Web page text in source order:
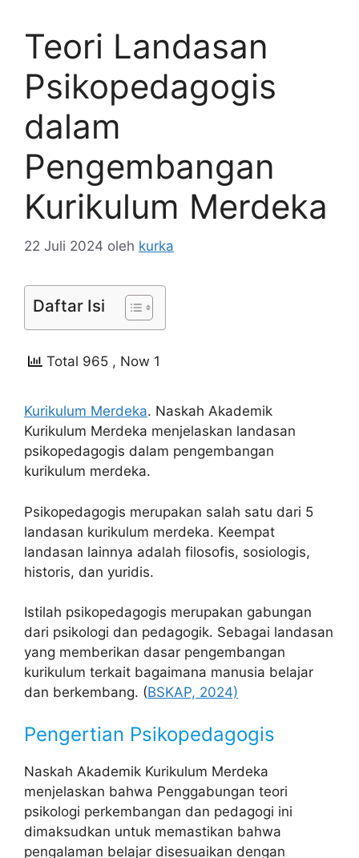
Teori Landasan
Psikopedagogis
dalam
Pengembangan
Kurikulum Merdeka
22 Juli 2024 oleh kurka
Daftar Isi
Total 965 , Now 1
Kurikulum Merdeka. Naskah Akademik
Kurikulum Merdeka menjelaskan landasan
psikopedagogis dalam pengembangan
kurikulum merdeka.
Psikopedagogis merupakan salah satu dari 5
landasan kurikulum merdeka. Keempat
landasan lainnya adalah filosofis, sosiologis,
historis, dan yuridis.
Istilah psikopedagogis merupakan gabungan
dari psikologi dan pedagogik. Sebagai landasan
yang memberikan dasar pengembangan
kurikulum terkait bagaimana manusia belajar
dan berkembang. (BSKAP, 2024)
Pengertian Psikopedagogis
Naskah Akademik Kurikulum Merdeka
menjelaskan bahwa Penggabungan teori
psikologi perkembangan dan pedagogi ini
dimaksudkan untuk memastikan bahwa
pengalaman belajar disesuaikan dengan